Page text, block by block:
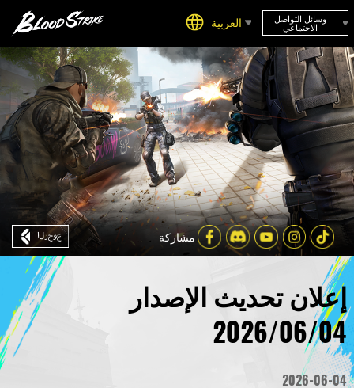
العربية وسائل التواصل
الاجتماعي
مشاركة
إعلان تحديث الإصدار
2026/06/04
2026-06-04